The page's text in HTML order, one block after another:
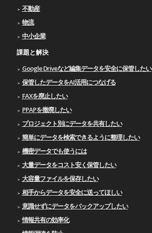
不動産
物流
中小企業
課題と解決
Google Driveなど編集データを安全に保管したい
保管したデータをAI活用につなげる
FAXを廃止したい
PPAPを撤廃したい
プロジェクト別にデータを共有したい
簡単にデータを検索できるように整理したい
機密データでも使うには
大量データをコスト安く保管したい
大容量ファイルを保存したい
相手からデータを安全に送ってほしい
意識せずにデータをバックアップしたい
情報共有の効率化